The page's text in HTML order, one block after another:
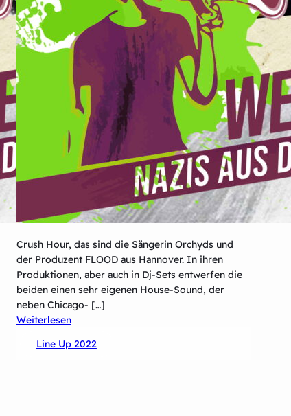
Crush Hour, das sind die Sängerin Orchyds und
der Produzent FLOOD aus Hannover. In ihren
Produktionen, aber auch in Dj-Sets entwerfen die
beiden einen sehr eigenen House-Sound, der
neben Chicago- […]
Weiterlesen:
Hour
Line Up 2022